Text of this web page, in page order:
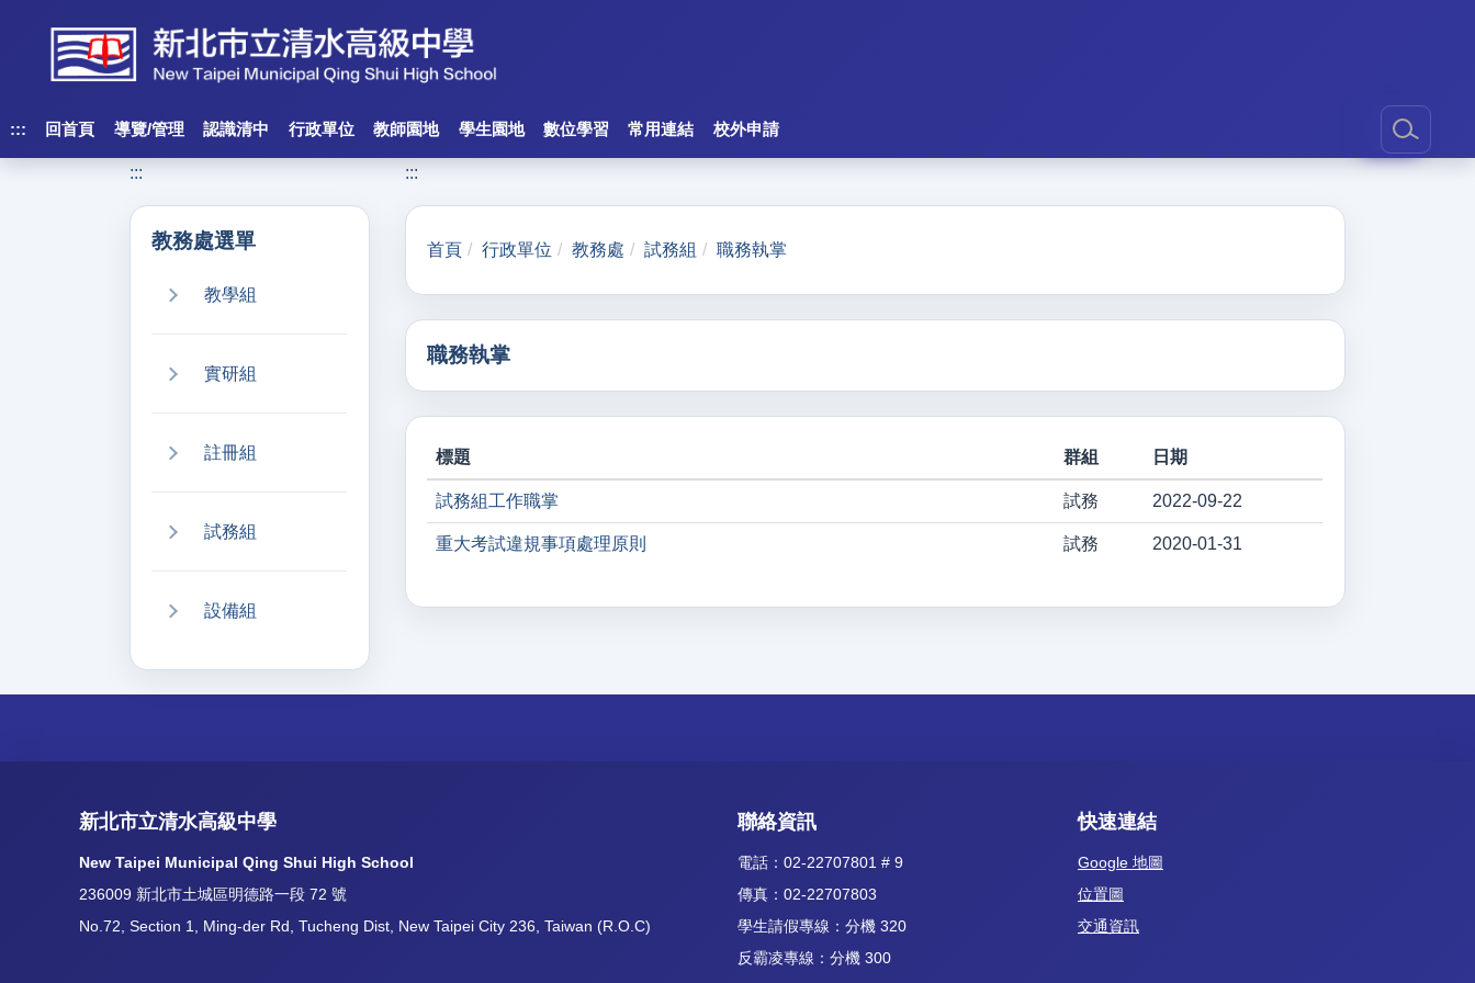
內
::: 回首頁 導覽/管理 認識清中 行政單位 教師園地 學生園地 數位學習 常用連結 校外申請
:::
教務處選單
教學組
實研組
註冊組
試務組
設備組
:::
首頁 行政單位 教務處 試務組 職務執掌
職務執掌
標題 群組 日期
試務組工作職掌 試務 2022-09-22
重大考試違規事項處理原則 試務 2020-01-31
新北市立清水高級中學
New Taipei Municipal Qing Shui High School
236009 新北市土城區明德路一段 72 號
No.72, Section 1, Ming-der Rd, Tucheng Dist, New Taipei City 236, Taiwan (R.O.C)
聯絡資訊
電話：02-22707801 # 9
傳真：02-22707803
學生請假專線：分機 320
反霸凌專線：分機 300
快速連結
Google 地圖
位置圖
交通資訊